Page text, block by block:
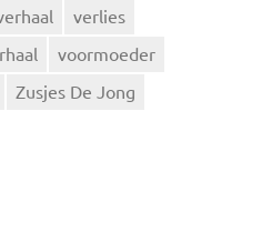
verlies
voormoeder
Zusjes De Jong